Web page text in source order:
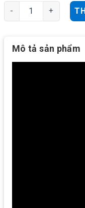
Ezviz H6C - 2MP
Mô tả sản phẩm